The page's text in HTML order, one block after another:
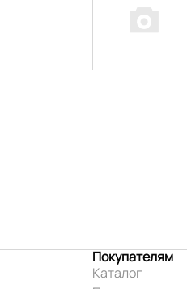
Покупателям
Каталог